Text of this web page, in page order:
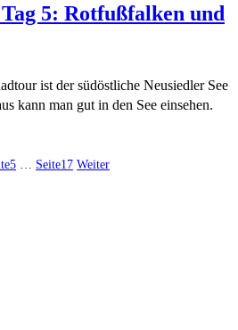
5: Rotfußfalken und
ist der südöstliche Neusiedler See
kann man gut in den See einsehen.
5 Seite17 Weiter